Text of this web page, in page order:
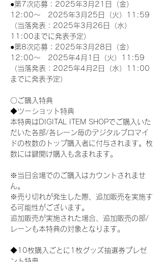
●第7次応募：2025年3月21日（金）
12:00～　2025年3月25日（火）11:59
（当落発表：2025年3月26日（水）
11:00までに発表予定）
●第8次応募：2025年3月28日（金）
12:00～　2025年4月1日（火）11:59
（当落発表：2025年4月2日（水）11:00
までに発表予定）
〇ご購入特典
◆ツーショット特典
本特典はDIGITAL ITEM SHOPでご購入いた
だいた各部/各レーン毎のデジタルブロマイ
ドの枚数のトップ購入者に付与されます。枚
数には鍵開け購入も含まれます。
※当日会場でのご購入はカウントされませ
ん。
※売り切れが発生した際、追加販売を実施す
る可能性がございます。
追加販売が実施された場合、追加販売の部/
レーンも本特典の対象となります。
◆10枚購入ごとに1枚グッズ抽選券プレゼ